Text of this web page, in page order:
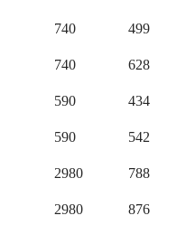
740
499
740
628
590
434
590
542
2980
788
2980
876